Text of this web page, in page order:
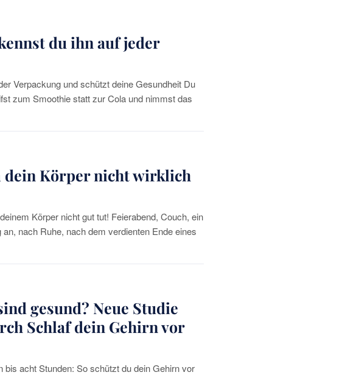
du ihn auf jeder
Verpackung und schützt deine Gesundheit Du
zum Smoothie statt zur Cola und nimmst das
dein Körper nicht wirklich
Körper nicht gut tut! Feierabend, Couch, ein
nach Ruhe, nach dem verdienten Ende eines
gesund? Neue Studie
Schlaf dein Gehirn vor
acht Stunden: So schützt du dein Gehirn vor